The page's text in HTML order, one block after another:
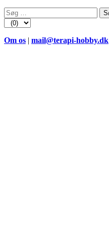
Søg
efter:
Om os | mail@terapi-hobby.dk